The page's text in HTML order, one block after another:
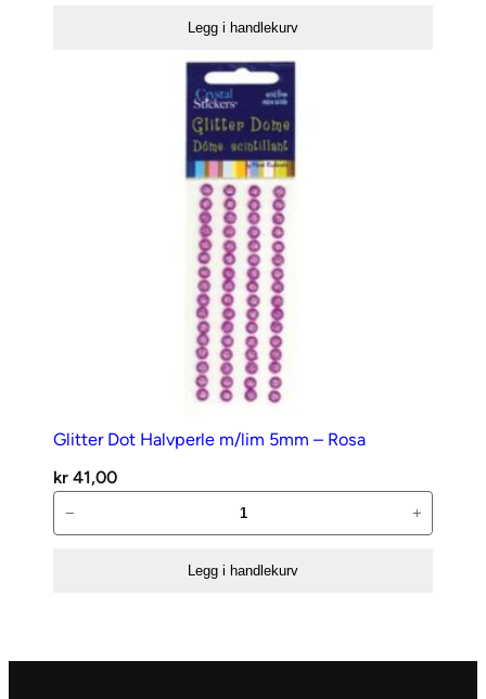
Legg i handlekurv
Glitter Dot Halvperle m/lim 5mm – Rosa
kr 41,00
Dot
Rosa
− +
Legg i handlekurv